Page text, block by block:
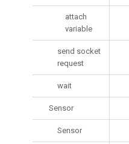
attach
variable
send socket
request
wait
Sensor
Sensor